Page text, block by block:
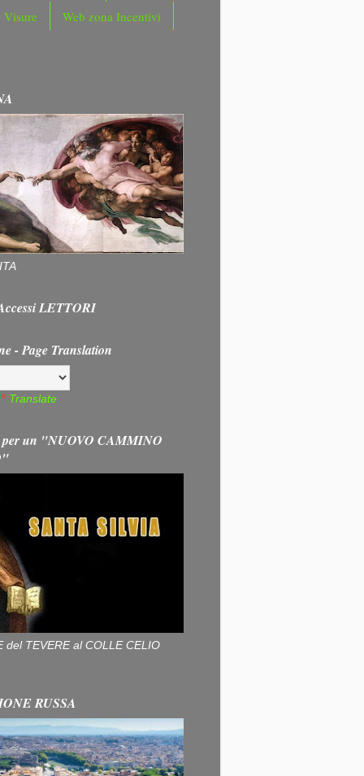
Visure
Web zona Incentivi
LETTORI
- Page Translation
Translate
per un "NUOVO CAMMINO
del TEVERE al COLLE CELIO
RUSSA